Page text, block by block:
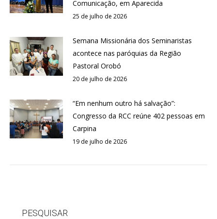
Comunicação, em Aparecida
25 de julho de 2026
Semana Missionária dos Seminaristas
acontece nas paróquias da Região
Pastoral Orobó
20 de julho de 2026
“Em nenhum outro há salvação”:
Congresso da RCC reúne 402 pessoas em
Carpina
19 de julho de 2026
PESQUISAR